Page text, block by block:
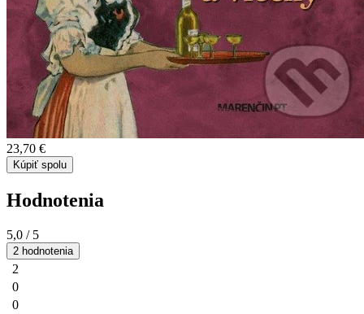
23,70 €
Kúpiť spolu
Hodnotenia
5,0 / 5
2 hodnotenia
2
0
0